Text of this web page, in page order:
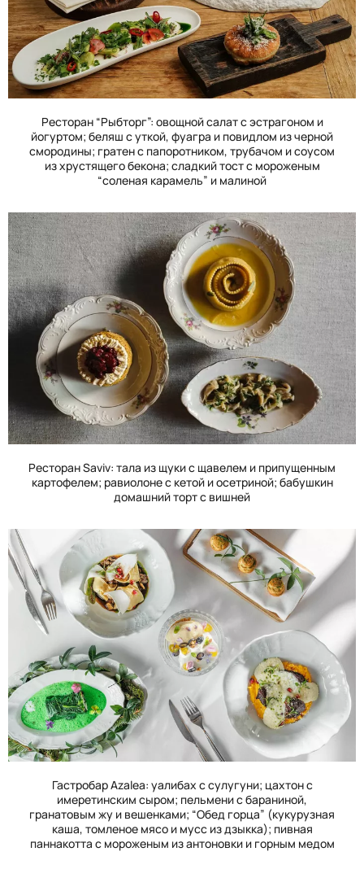
Ресторан “Рыбторг”: овощной салат с эстрагоном и
йогуртом; беляш с уткой, фуагра и повидлом из черной
смородины; гратен с папоротником, трубачом и соусом
из хрустящего бекона; сладкий тост с мороженым
“соленая карамель” и малиной
РесторанSaviv: тала из щуки с щавелем и припущенным
картофелем; равиолоне с кетой и осетриной; бабушкин
домашний торт с вишней
Гастробар Azalea: уалибах с сулугуни; цахтон с
имеретинским сыром; пельмени с бараниной,
гранатовым жу и вешенками; “Обед горца” (кукурузная
каша, томленое мясо и мусс из дзыкка); пивная
паннакотта с мороженым из антоновки и горным медом